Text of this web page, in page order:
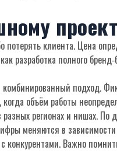
потерять клиента. Цена
разработка полного
подход.
объём работы
регионах и нишах. По
меняются в
Важно